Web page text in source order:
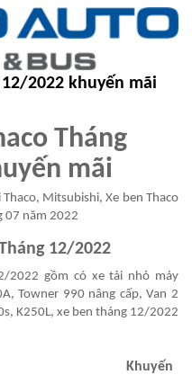
12/2022 khuyến mãi
Tháng
mãi
Mitsubishi, Xe ben Thaco
07 năm 2022
12/2022
2022 gồm có xe tải nhỏ máy
Towner 990 nâng cấp, Van 2
K250L, xe ben tháng 12/2022
Khuyến